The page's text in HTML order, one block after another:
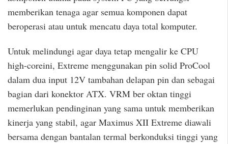
memberikan tenaga agar semua komponen dapat
beroperasi atau untuk mencatu daya total komputer.
Untuk melindungi agar daya tetap mengalir ke CPU
high-coreini, Extreme menggunakan pin solid ProCool
dalam dua input 12V tambahan delapan pin dan sebagai
bagian dari konektor ATX. VRM ber oktan tinggi
memerlukan pendinginan yang sama untuk memberikan
kinerja yang stabil, agar Maximus XII Extreme diawali
bersama dengan bantalan termal berkonduksi tinggi yang